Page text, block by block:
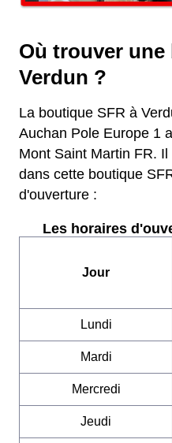
Où trouver une
Verdun ?
La boutique SFR à
Auchan Pole Europe 1
Mont Saint Martin FR.
dans cette boutique
d'ouverture :
Les horaires
Jour
Lundi
Mardi
Mercredi
Jeudi